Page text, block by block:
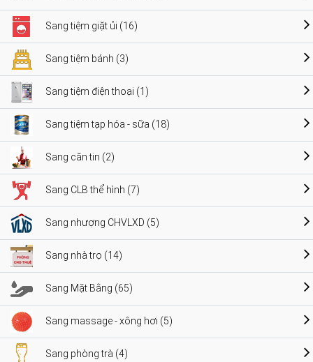
Sang tiệm giặt ủi (16)
Sang tiệm bánh (3)
Sang tiệm điện thoại (1)
Sang tiệm tạp hóa - sữa (18)
Sang căn tin (2)
Sang CLB thể hình (7)
Sang nhượng CHVLXD (5)
Sang nhà trọ (14)
Sang Mặt Bằng (65)
Sang massage - xông hơi (5)
Sang phòng trà (4)